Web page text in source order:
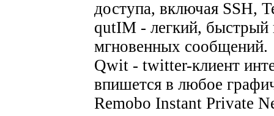
доступа, включая SSH,
qutIM - легкий, быстрый
мгновенных сообщений.
Qwit - twitter-клиент
впишется в любое
Remobo Instant Private